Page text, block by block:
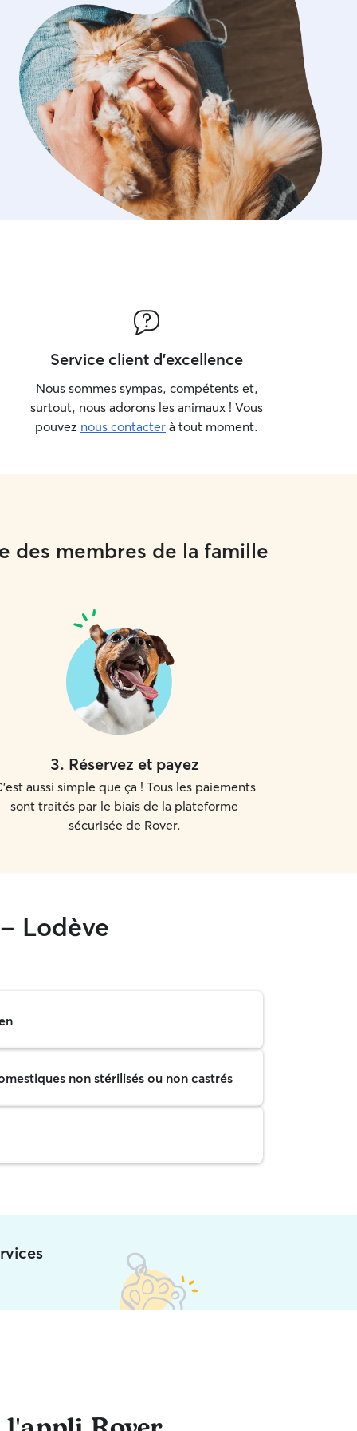
Service client d'excellence
Nous sommes sympas, compétents et,
surtout, nous adorons les animaux ! Vous
pouvez nous contacter à tout moment.
des membres de la famille
3. Réservez et payez
aussi simple que ça ! Tous les paiements
sont traités par le biais de la plateforme
sécurisée de Rover.
Lodève
non stérilisés ou non castrés